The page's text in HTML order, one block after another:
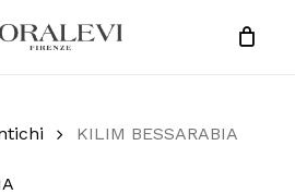
Close
KILIM BESSARABIA